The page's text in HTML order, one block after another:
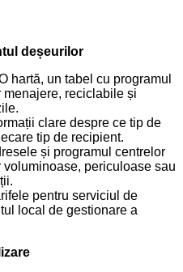
deșeurilor
hartă, un tabel cu programul
reciclabile și
clare despre ce tip de
tip de recipient.
și programul centrelor
periculoase sau
pentru serviciul de
local de gestionare a